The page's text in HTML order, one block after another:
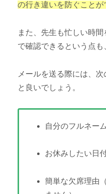
の行き違いを防ぐことが
また、先生も忙しい時
で確認できるという点も
メールを送る際には、
と良いでしょう。
自分のフルネーム
お休みしたい日
簡単な欠席理由